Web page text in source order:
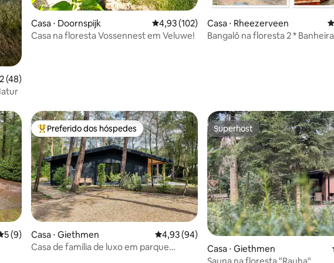
uma avaliação média de 5, 48 avaliações
(48)
Casa ⋅ Doornspijk 4,93 de uma avaliação média de 5, 102
4,93 (102)
Casa na floresta Vossennest em Veluwe!
Casa ⋅ Rheezerveen
Bangalô na floresta 2 *
de uma avaliação média de 5, 9 avaliações
5 (9)
Entre os melhores preferidos dos hóspedes
Preferido dos hóspedes
Casa ⋅ Giethmen 4,93 de uma avaliação média de 5, 94
4,93 (94)
Casa de família de luxo em parque
Superhost
Superhost
Casa ⋅ Giethmen